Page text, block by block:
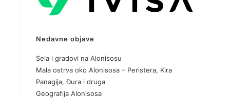
Nedavne objave
Sela i gradovi na Alonisosu
Mala ostrva oko Alonisosa – Peristera, Kira
Panagija, Đura i druga
Geografija Alonisosa